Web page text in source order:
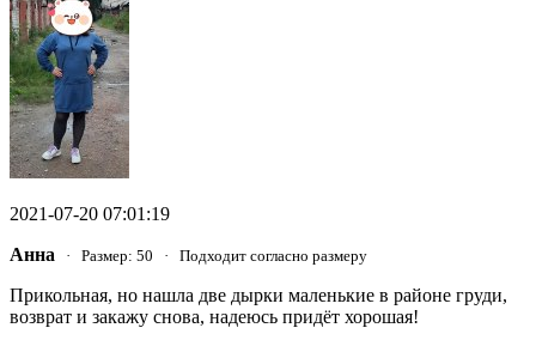
2021-07-20 07:01:19
Анна · Размер: 50 · Подходит согласно размеру
Прикольная, но нашла две дырки маленькие в районе груди,
возврат и закажу снова, надеюсь придёт хорошая!